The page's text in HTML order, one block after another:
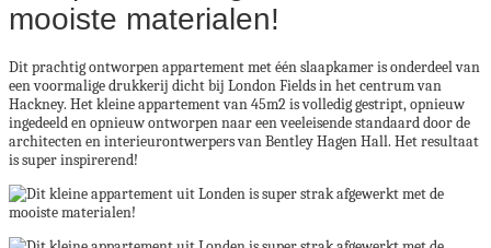
mooiste materialen!
Dit prachtig ontworpen appartement met één slaapkamer is onderdeel van
een voormalige drukkerij dicht bij London Fields in het centrum van
Hackney. Het kleine appartement van 45m2 is volledig gestript, opnieuw
ingedeeld en opnieuw ontworpen naar een veeleisende standaard door de
architecten en interieurontwerpers van Bentley Hagen Hall. Het resultaat
is super inspirerend!